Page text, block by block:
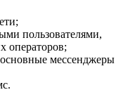
пользователями,
операторов;
мессенджеры